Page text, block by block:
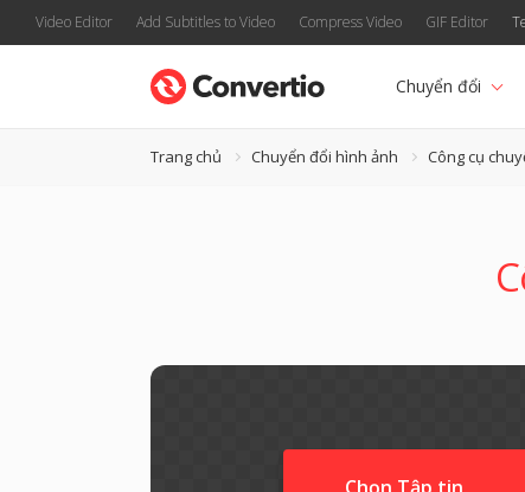
Video Editor Add Subtitles to Video Compress Video GIF Editor
Chuyển đổi
Trang chủ Chuyển đổi hình ảnh Công cụ